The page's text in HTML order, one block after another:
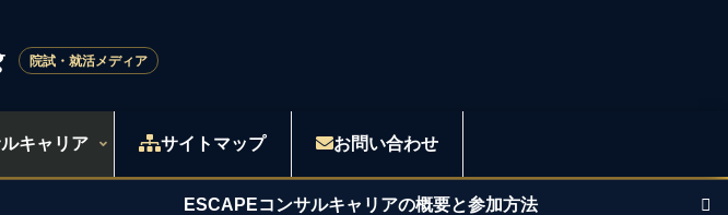
キャリア サイトマップ お問い合わせ
ESCAPEコンサルキャリアの概要と参加方法